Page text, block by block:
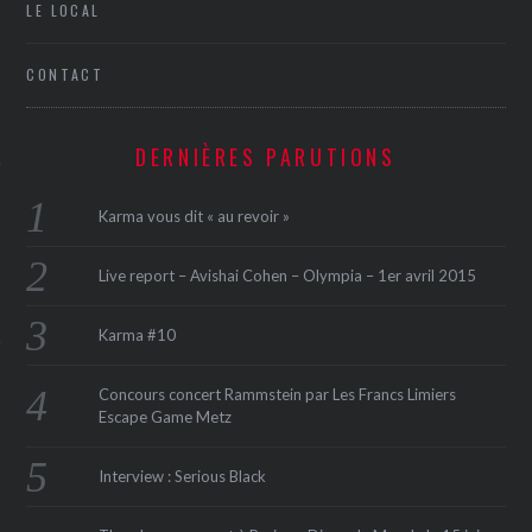
SOCIAUX
LE LOCAL
CONTACT
DERNIÈRES PARUTIONS
Karma vous dit « au revoir »
Live report – Avishai Cohen – Olympia – 1er avril 2015
Karma #10
Concours concert Rammstein par Les Francs Limiers
Escape Game Metz
Interview : Serious Black